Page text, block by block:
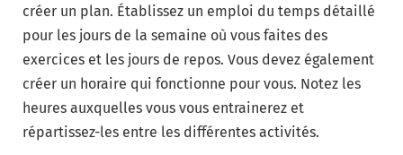
créer un plan. Établissez un emploi du temps détaillé
pour les jours de la semaine où vous faites des
exercices et les jours de repos. Vous devez également
créer un horaire qui fonctionne pour vous. Notez les
heures auxquelles vous vous entrainerez et
répartissez-les entre les différentes activités.